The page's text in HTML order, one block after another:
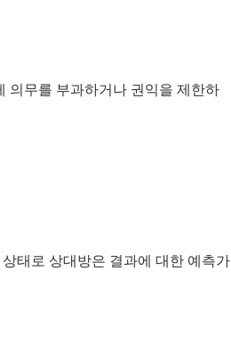
의무를 부과하거나 권익을 제한하
태로 상대방은 결과에 대한 예측가